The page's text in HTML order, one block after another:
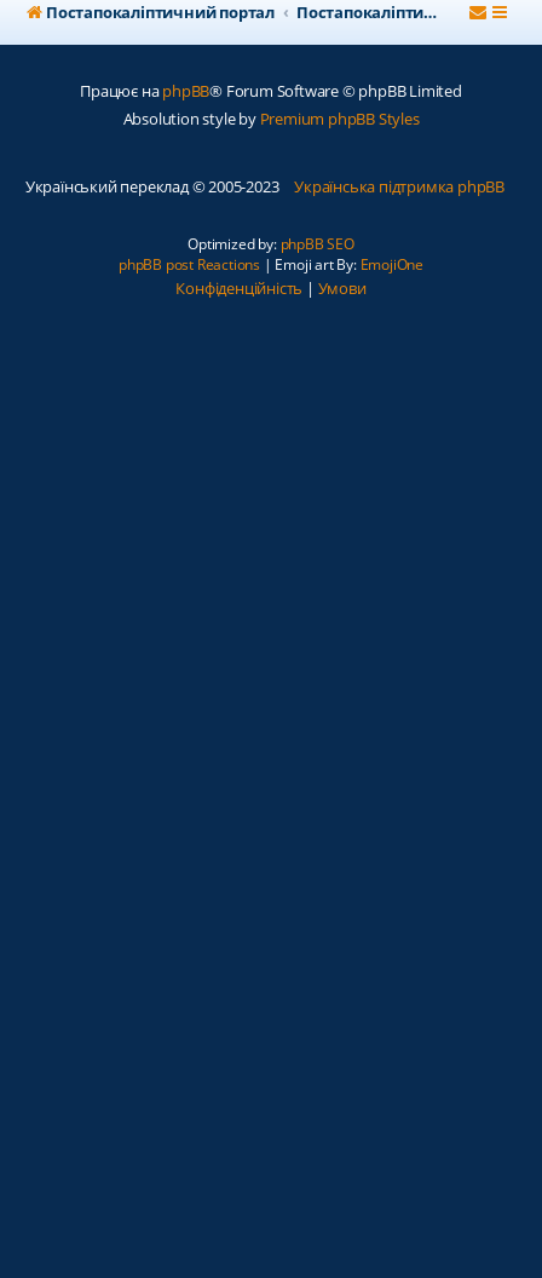
Постапокаліптичний портал Постапокаліптичний форум
Працює наphpBB® Forum Software © phpBB Limited
Absolution style by Premium phpBB Styles
Український переклад © 2005-2023 Українська підтримка phpBB
Optimized by: phpBB SEO
phpBB post Reactions| Emoji art By: EmojiOne
Конфіденційність | Умови